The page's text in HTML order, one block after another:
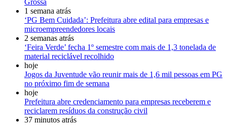
1 semana atrás
‘PG Bem Cuidada’: Prefeitura abre edital para empresas e
microempreendedores locais
2 semanas atrás
‘Feira Verde’ fecha 1º semestre com mais de 1,3 tonelada de
material reciclável recolhido
hoje
Jogos da Juventude vão reunir mais de 1,6 mil pessoas em PG
no próximo fim de semana
hoje
Prefeitura abre credenciamento para empresas receberem e
reciclarem resíduos da construção civil
37 minutos atrás